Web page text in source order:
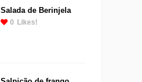
Salada de Berinjela
0 Likes!